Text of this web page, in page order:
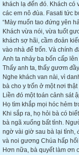
khách lạ đến đó. Khách
các em nô đùa. Fasati tức
“Mày muốn tao đứng yên
Khách vừa nói, vừa tuốt
khách sợ hãi, cầm đoản
vào nhà để trốn. Và chính
Anh ta nhảy ba bốn cấp
Thấy anh ta, thấy gươm
Nghe khách van nài, vì
bà cho y trốn ở một nơi
Liền đó một toán cảnh sát
Họ tìm khắp mọi hóc hẻm
Khi sắp ra, họ hỏi bà có
bà ngã xuống bất tỉnh.
ngờ vài giờ sau bà lại tỉnh,
và noi gương Chúa hấp
Hơn nữa, bà quyết làm ơn